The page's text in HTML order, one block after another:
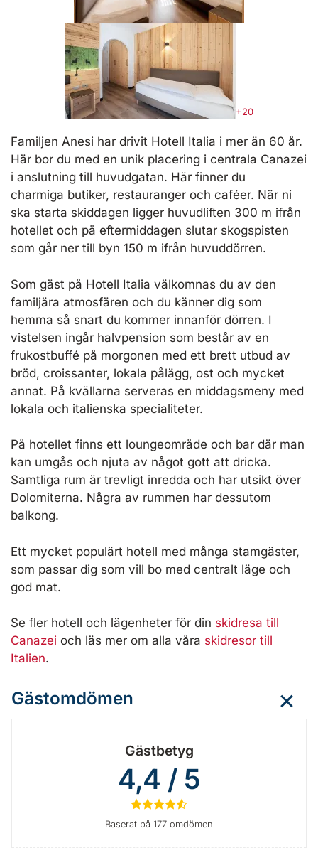
+20
Familjen Anesi har drivit Hotell Italia i mer än 60 år.
Här bor du med en unik placering i centrala Canazei
i anslutning till huvudgatan. Här finner du
charmiga butiker, restauranger och caféer. När ni
ska starta skiddagen ligger huvudliften 300 m ifrån
hotellet och på eftermiddagen slutar skogspisten
som går ner till byn 150 m ifrån huvuddörren.
Som gäst på Hotell Italia välkomnas du av den
familjära atmosfären och du känner dig som
hemma så snart du kommer innanför dörren. I
vistelsen ingår halvpension som består av en
frukostbuffé på morgonen med ett brett utbud av
bröd, croissanter, lokala pålägg, ost och mycket
annat. På kvällarna serveras en middagsmeny med
lokala och italienska specialiteter.
På hotellet finns ett loungeområde och bar där man
kan umgås och njuta av något gott att dricka.
Samtliga rum är trevligt inredda och har utsikt över
Dolomiterna. Några av rummen har dessutom
balkong.
Ett mycket populärt hotell med många stamgäster,
som passar dig som vill bo med centralt läge och
god mat.
Se fler hotell och lägenheter för din skidresa till
Canazei och läs mer om alla våra skidresor till
Italien.
Gästomdömen
Gästbetyg
4,4 / 5
★★★★
Baserat på 177 omdömen